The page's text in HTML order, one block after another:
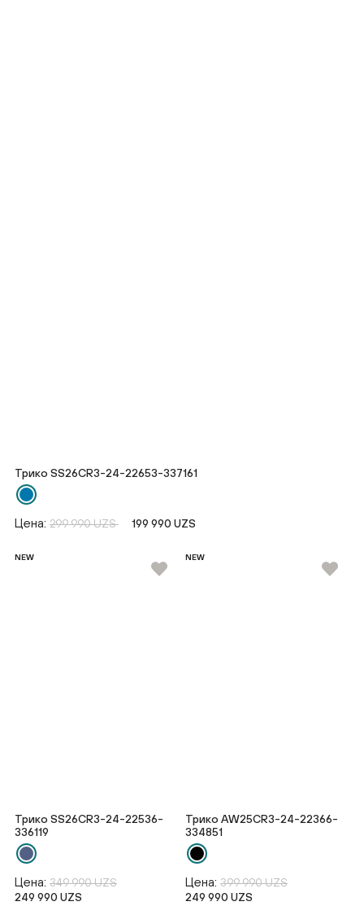
Трико SS26CR3-24-22653-337161
Цена: 299 990 UZS 199 990 UZS
NEW
Трико SS26CR3-24-22536-
336119
Цена: 349 990 UZS
249 990 UZS
NEW
Трико AW25CR3-24-22366-
334851
Цена: 399 990 UZS
249 990 UZS